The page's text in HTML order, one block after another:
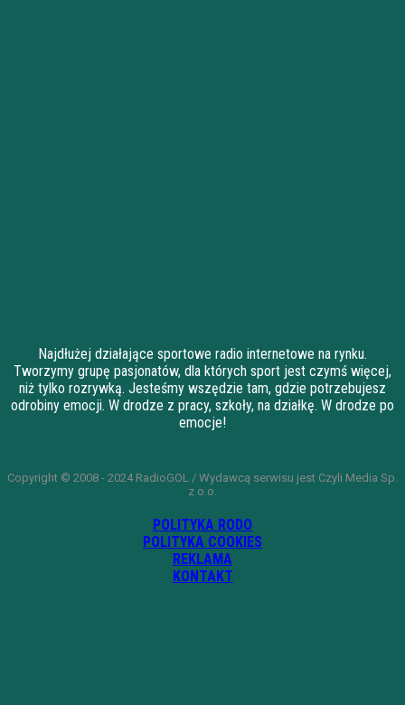
Najdłużej działające sportowe radio internetowe na rynku.
Tworzymy grupę pasjonatów, dla których sport jest czymś więcej,
niż tylko rozrywką. Jesteśmy wszędzie tam, gdzie potrzebujesz
odrobiny emocji. W drodze z pracy, szkoły, na działkę. W drodze po
emocje!
Copyright © 2008 - 2024 RadioGOL / Wydawcą serwisu jest Czyli Media Sp.
z o.o.
POLITYKA RODO
POLITYKA COOKIES
REKLAMA
KONTAKT